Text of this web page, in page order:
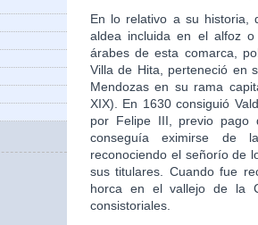
En lo relativo a su historia,
aldea incluida en el alfoz
árabes de esta comarca,
Villa de Hita, perteneció en
Mendozas en su rama
XIX). En 1630 consiguió
por Felipe III, previo pago
conseguía eximirse de
reconociendo el señorío de
sus titulares. Cuando fue
horca en el vallejo de la
consistoriales.